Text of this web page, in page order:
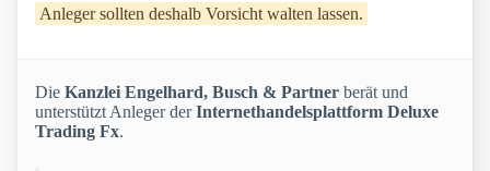
Anleger sollten deshalb Vorsicht walten lassen.
Die Kanzlei Engelhard, Busch & Partner berät und
unterstützt Anleger derInternethandelsplattform Deluxe
Trading Fx.